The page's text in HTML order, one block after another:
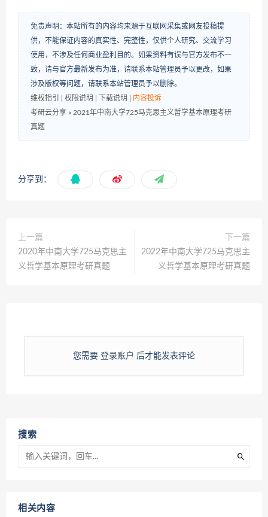
免责声明：本站所有的内容均来源于互联网采集或网友投稿提
供，不能保证内容的真实性、完整性，仅供个人研究、交流学习
使用，不涉及任何商业盈利目的。如果资料有误与官方发布不一
致，请与官方最新发布为准，请联系本站管理员予以更改，如果
涉及版权等问题，请联系本站管理员予以删除。
维权指引
权限说明 下载说明
内容投诉
考研云分享 » 2021年中南大学725马克思主义哲学基本原理考研
真题
分享到：
上一篇
2020年中南大学725马克思主
义哲学基本原理考研真题
下一篇
2022年中南大学725马克思主
义哲学基本原理考研真题
您需要 登录账户 后才能发表评论
搜索
相关内容